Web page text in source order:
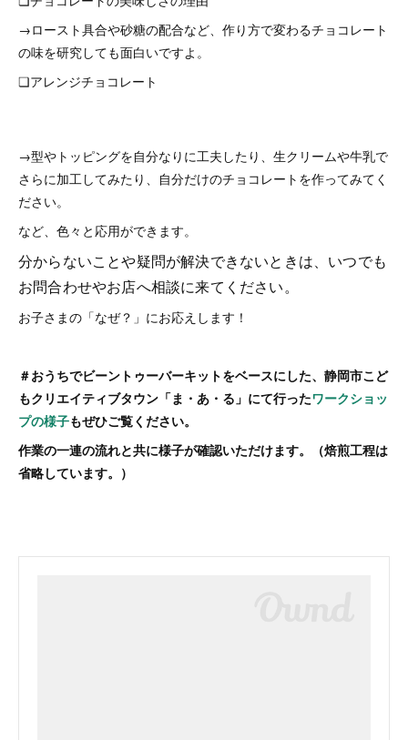
→ロースト具合や砂糖の配合など、作り方で変わるチョコレート
の味を研究しても面白いですよ。
❏アレンジチョコレート
→型やトッピングを自分なりに工夫したり、生クリームや牛乳で
さらに加工してみたり、自分だけのチョコレートを作ってみてく
ださい。
など、色々と応用ができます。
分からないことや疑問が解決できないときは、いつでも
お問合わせやお店へ相談に来てください。
お子さまの「なぜ？」にお応えします！
＃おうちでビーントゥーバーキットをベースにした、静岡市こど
もクリエイティブタウン「ま・あ・る」にて行ったワークショッ
プの様子もぜひご覧ください。
作業の一連の流れと共に様子が確認いただけます。（焙煎工程は
省略しています。）